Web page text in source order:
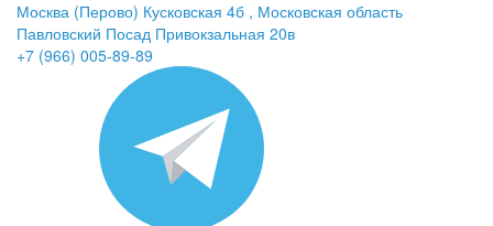
Москва (Перово) Кусковская 4б , Московская область
Павловский Посад Привокзальная 20в
+7 (966) 005-89-89